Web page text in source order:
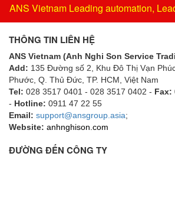
ANS Vietnam Leading automation,
THÔNG TIN LIÊN HỆ
ANS Vietnam (Anh Nghi Son Service
Add: 135 Đường số 2, Khu Đô Thị Vạn
Phước, Q. Thủ Đức, TP. HCM , Việt Nam
Tel: 028 3517 0401 - 028 3517 0402 - Fax:
- Hotline: 0911 47 22 55
Email: support@ansgroup.asia;
Website: anhnghison.com
ĐƯỜNG ĐẾN CÔNG TY